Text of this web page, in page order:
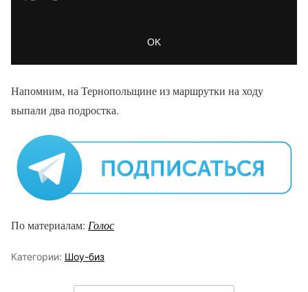
Напомним, на Тернопольщине из маршрутки на ходу
выпали два подростка.
По материалам: Голос
Категории: Шоу-биз